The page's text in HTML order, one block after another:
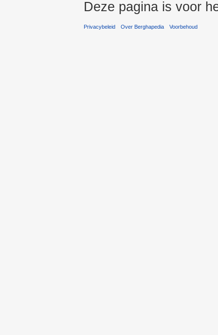
Deze pagina is voor
Privacybeleid Over Berghapedia Voorbehoud